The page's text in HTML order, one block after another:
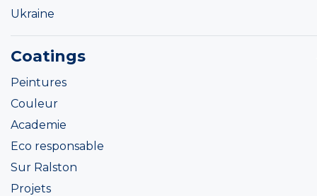
Ukraine
Coatings
Peintures
Couleur
Academie
Eco responsable
Sur Ralston
Projets